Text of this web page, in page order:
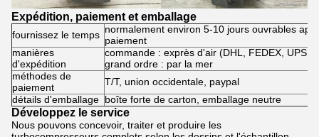
Expédition, paiement et emballage
fournissez le temps normalement environ 5-10 jours ouvrables
paiement
manières
d'expédition
commande : exprès d'air (DHL, FEDEX, UPS,
grand ordre : par la mer
méthodes de
paiement
T/T, union occidentale, paypal
détails d'emballage boîte forte de carton, emballage neutre
Développez le service
Nous pouvons concevoir, traiter et produire les